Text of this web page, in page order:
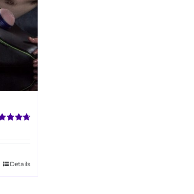
Details